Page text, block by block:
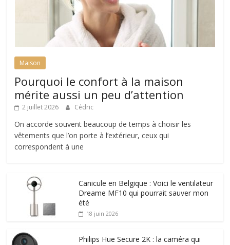
Maison
Pourquoi le confort à la maison
mérite aussi un peu d’attention
2 juillet 2026 Cédric
On accorde souvent beaucoup de temps à choisir les
vêtements que l’on porte à l’extérieur, ceux qui
correspondent à une
Canicule en Belgique : Voici le ventilateur
Dreame MF10 qui pourrait sauver mon
été
18 juin 2026
Philips Hue Secure 2K : la caméra qui